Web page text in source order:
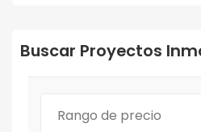
Buscar Proyectos
Rango de precio